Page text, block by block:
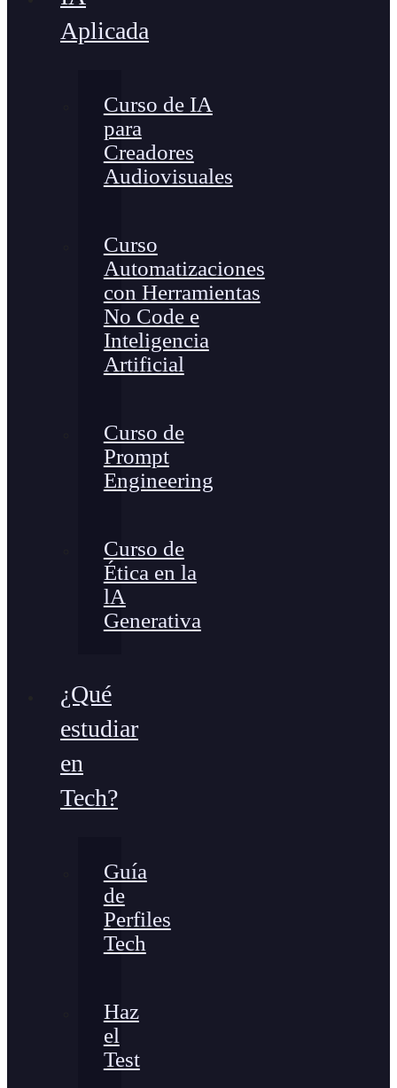
Aplicada
Curso de IA
para
Creadores
Audiovisuales
Curso
Automatizaciones
con Herramientas
No Code e
Inteligencia
Artificial
Curso de
Prompt
Engineering
Curso de
Ética en la
lA
Generativa
¿Qué
estudiar
en
Tech?
Guía
de
Perfiles
Tech
Haz
el
Test